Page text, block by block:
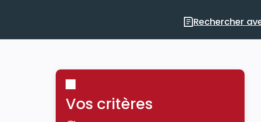
Rechercher
Vos critères